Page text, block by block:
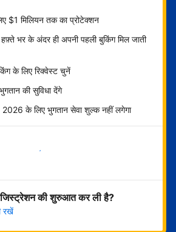
$1 मिलियन तक का प्रोटेक्शन
भर के अंदर ही अपनी पहली बुकिंग मिल जाती
के लिए रिक्वेस्ट चुनें
की सुविधा देंगे
के लिए भुगतान सेवा शुल्क नहीं लगेगा
अभी शुरू करें
की शुरुआत कर ली है?
रखें